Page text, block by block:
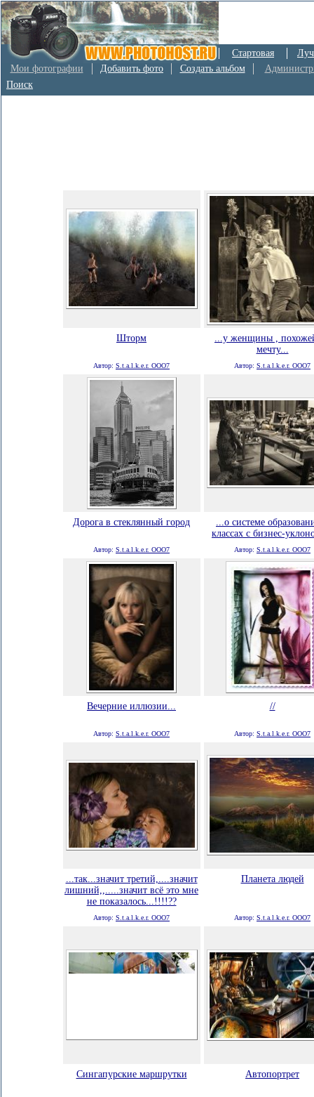
Стартовая
Мои фотографии
Добавить фото Создать альбом
Поиск
Шторм
...у женщины ,
мечту...
Автор: S.t.a.l.k.e.r. ООО7 Автор: S.t.a.l.k.e.r. ООО7
Дорога в стеклянный город
...о системе
классах с бизнес-
Автор: S.t.a.l.k.e.r. ООО7 Автор: S.t.a.l.k.e.r. ООО7
Вечерние иллюзии... //
Автор: S.t.a.l.k.e.r. ООО7 Автор: S.t.a.l.k.e.r. ООО7
...так...значит третий,....значит
лишний,,.....значит всё это мне
не показалось...!!!!??
Планета людей
Автор: S.t.a.l.k.e.r. ООО7 Автор: S.t.a.l.k.e.r. ООО7
Сингапурские маршрутки Автопортрет